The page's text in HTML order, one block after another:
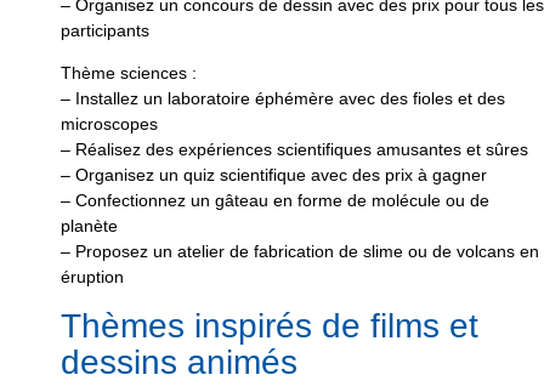
– Organisez un concours de dessin avec des prix pour tous les
participants
Thème sciences :
– Installez un laboratoire éphémère avec des fioles et des
microscopes
– Réalisez des expériences scientifiques amusantes et sûres
– Organisez un quiz scientifique avec des prix à gagner
– Confectionnez un gâteau en forme de molécule ou de
planète
– Proposez un atelier de fabrication de slime ou de volcans en
éruption
Thèmes inspirés de films et
dessins animés